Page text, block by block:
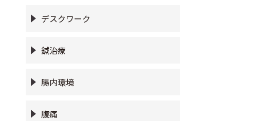
デスクワーク
鍼治療
腸内環境
腹痛